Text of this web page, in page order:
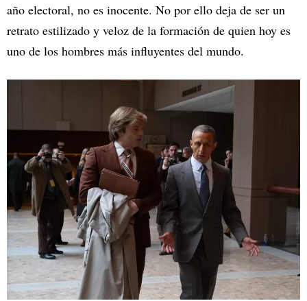
año electoral, no es inocente. No por ello deja de ser un
retrato estilizado y veloz de la formación de quien hoy es
uno de los hombres más influyentes del mundo.